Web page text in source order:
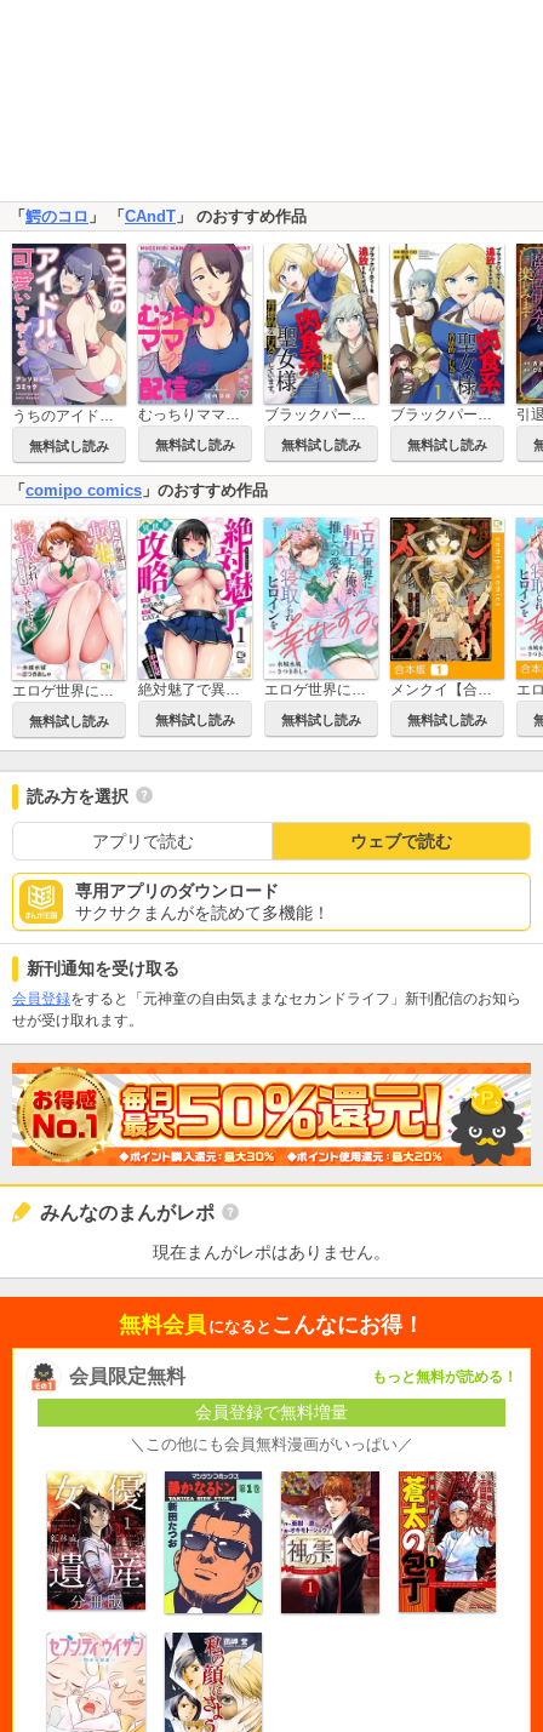
「鰐のコロ 」 「CAndT 」 のおすすめ作品
うちのアイドルが可愛いすぎる！ アンソロジーコミック
無料試し読み
むっちりママのナイショ配信？
無料試し読み
ブラックパーティーを追放されたボクは、『肉食系』な聖女様と背徳的な行為をしています。
無料試し読み
ブラックパーティーを追放されたボクは、『肉食系』な聖女様と背徳的な行為をしています。【電子単行本版】
無料試し読み
「 comipo comics 」のおすすめ作品
無料試し読み
絶対魅了で異世界攻略！～高慢女わからせハーレム計画～【電子単行本】
無料試し読み
エロゲ世界に転生した俺が、推しへの愛で寝取られヒロインを幸せにする。
無料試し読み
メンクイ【合本版】
無料試し読み
読み方を選択
アプリで読む ウェブで読む
専用アプリのダウンロード
サクサクまんがを読めて多機能！
新刊通知を受け取る
会員登録をすると「元神童の自由気ままなセカンドライフ」新刊配信のお知ら
せが受け取れます。
みんなのまんがレポ
現在まんがレポはありません。
無料会員 になると こんなにお得！
会員限定無料 もっと無料が読める！
会員登録で無料増量
＼この他にも会員無料漫画がいっぱい／